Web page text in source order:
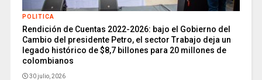
POLITICA
Rendición de Cuentas 2022-2026: bajo el Gobierno del
Cambio del presidente Petro, el sector Trabajo deja un
legado histórico de $8,7 billones para 20 millones de
colombianos
30 julio, 2026